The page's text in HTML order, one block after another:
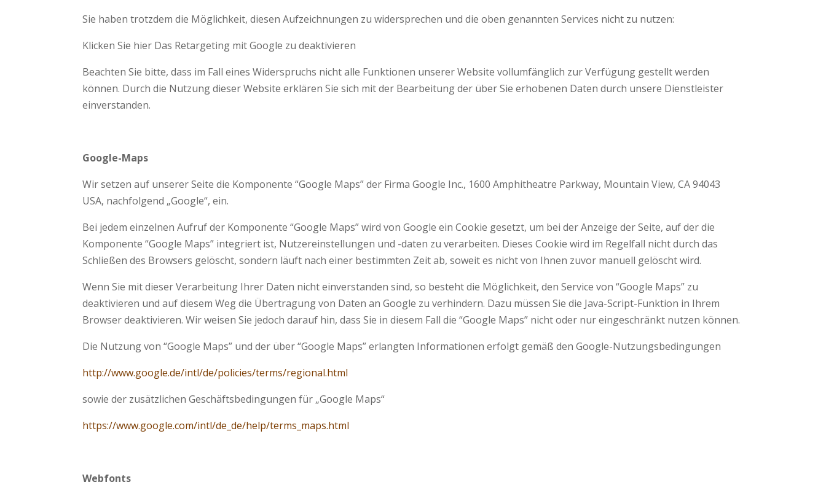
Sie haben trotzdem die Möglichkeit, diesen Aufzeichnungen zu widersprechen und die oben genannten Services nicht zu nutzen:
Klicken Sie hier Das Retargeting mit Google zu deaktivieren
Beachten Sie bitte, dass im Fall eines Widerspruchs nicht alle Funktionen unserer Website vollumfänglich zur Verfügung gestellt werden
können. Durch die Nutzung dieser Website erklären Sie sich mit der Bearbeitung der über Sie erhobenen Daten durch unsere Dienstleister
einverstanden.
Google-Maps
Wir setzen auf unserer Seite die Komponente “Google Maps” der Firma Google Inc., 1600 Amphitheatre Parkway, Mountain View, CA 94043
USA, nachfolgend „Google“, ein.
Bei jedem einzelnen Aufruf der Komponente “Google Maps” wird von Google ein Cookie gesetzt, um bei der Anzeige der Seite, auf der die
Komponente “Google Maps” integriert ist, Nutzereinstellungen und -daten zu verarbeiten. Dieses Cookie wird im Regelfall nicht durch das
Schließen des Browsers gelöscht, sondern läuft nach einer bestimmten Zeit ab, soweit es nicht von Ihnen zuvor manuell gelöscht wird.
Wenn Sie mit dieser Verarbeitung Ihrer Daten nicht einverstanden sind, so besteht die Möglichkeit, den Service von “Google Maps” zu
deaktivieren und auf diesem Weg die Übertragung von Daten an Google zu verhindern. Dazu müssen Sie die Java-Script-Funktion in Ihrem
Browser deaktivieren. Wir weisen Sie jedoch darauf hin, dass Sie in diesem Fall die “Google Maps” nicht oder nur eingeschränkt nutzen können.
Die Nutzung von “Google Maps” und der über “Google Maps” erlangten Informationen erfolgt gemäß den Google-Nutzungsbedingungen
http://www.google.de/intl/de/policies/terms/regional.html
sowie der zusätzlichen Geschäftsbedingungen für „Google Maps“
https://www.google.com/intl/de_de/help/terms_maps.html
Webfonts